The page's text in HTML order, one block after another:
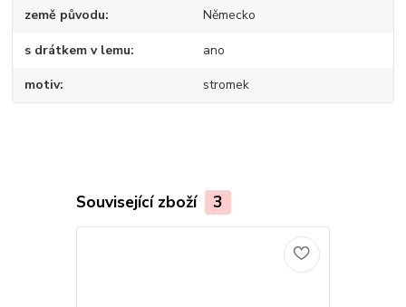
země původu Německo
s drátkem v lemu ano
motiv stromek
Související zboží 3